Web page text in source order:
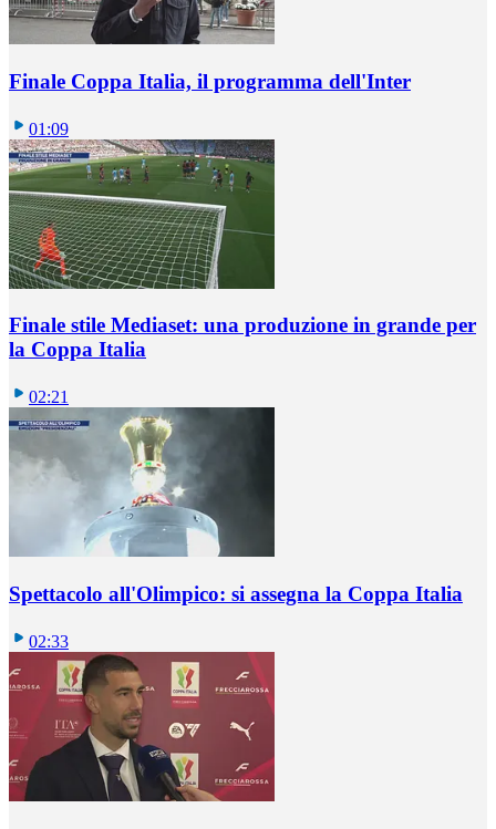
Finale Coppa Italia, il programma dell'Inter
01:09
Finale stile Mediaset: una produzione in grande per
la Coppa Italia
02:21
Spettacolo all'Olimpico: si assegna la Coppa Italia
02:33